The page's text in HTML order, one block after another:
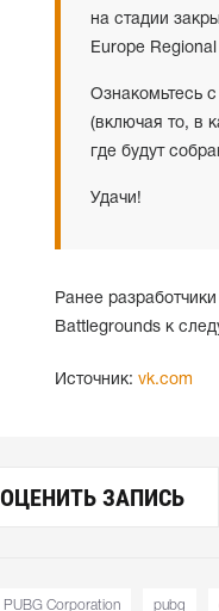
на стадии
Europe Regional
Ознакомьтесь с
(включая то, в
где будут
Удачи!
Ранее
Battlegrounds к
Источник: vk.com
ОЦЕНИТЬ ЗАПИСЬ
PUBG Corporation pubg